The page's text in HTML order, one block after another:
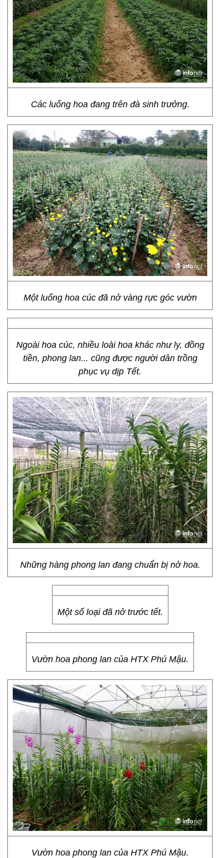
Các luống hoa đang trên đà sinh trưởng.
Một luống hoa cúc đã nở vàng rực góc vườn
Ngoài hoa cúc, nhiều loài hoa khác như ly, đồng
tiền, phong lan... cũng được người dân trồng
phục vụ dịp Tết.
Những hàng phong lan đang chuẩn bị nở hoa.
Một số loại đã nở trước tết.
Vườn hoa phong lan của HTX Phú Mậu.
Vườn hoa phong lan của HTX Phú Mậu.